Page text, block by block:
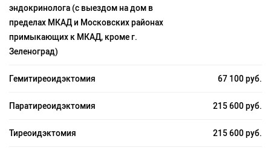
эндокринолога (с выездом на дом в
пределах МКАД и Московских районах
примыкающих к МКАД, кроме г.
Зеленоград)
Гемитиреоидэктомия 67 100 руб.
Паратиреоидэктомия 215 600 руб.
Тиреоидэктомия 215 600 руб.